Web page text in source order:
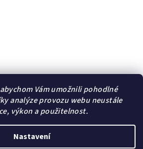
Vám umožnili pohodlné
analýze provozu webu neustále
výkon a použitelnost.
Nastavení